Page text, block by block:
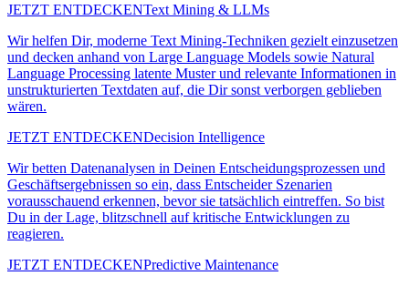
JETZT ENTDECKENText Mining & LLMs
Wir helfen Dir, moderne Text Mining-Techniken gezielt einzusetzen
und decken anhand von Large Language Models sowie Natural
Language Processing latente Muster und relevante Informationen in
unstrukturierten Textdaten auf, die Dir sonst verborgen geblieben
wären.
JETZT ENTDECKENDecision Intelligence
Wir betten Datenanalysen in Deinen Entscheidungsprozessen und
Geschäftsergebnissen so ein, dass Entscheider Szenarien
vorausschauend erkennen, bevor sie tatsächlich eintreffen. So bist
Du in der Lage, blitzschnell auf kritische Entwicklungen zu
reagieren.
JETZT ENTDECKENPredictive Maintenance